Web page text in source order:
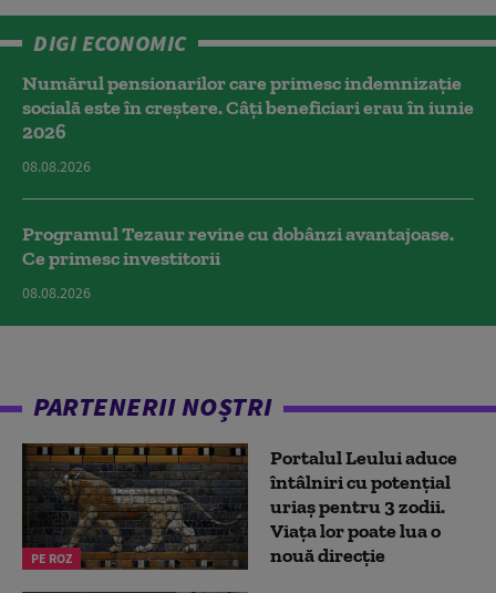
DIGI ECONOMIC
Numărul pensionarilor care primesc indemnizaţie
socială este în creștere. Câți beneficiari erau în iunie
2026
08.08.2026
Programul Tezaur revine cu dobânzi avantajoase.
Ce primesc investitorii
08.08.2026
PARTENERII NOȘTRI
PE ROZ
Portalul Leului aduce
întâlniri cu potențial
uriaș pentru 3 zodii.
Viața lor poate lua o
nouă direcție